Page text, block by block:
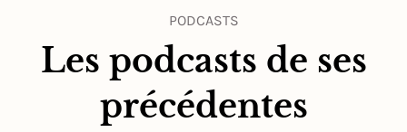
PODCASTS
Les podcasts de ses
précédentes